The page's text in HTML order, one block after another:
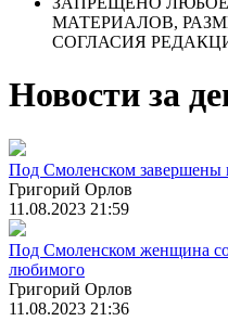
МАТЕРИАЛОВ,
СОГЛАСИЯ
Новости за
Под Смоленском завершены
Григорий Орлов
11.08.2023 21:59
Под Смоленском женщина
любимого
Григорий Орлов
11.08.2023 21:36